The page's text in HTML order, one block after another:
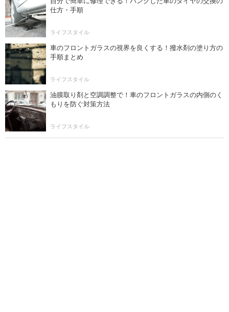
仕方・手順
ライフスタイル
車のフロントガラスの視界を良くする！撥水剤の塗り方の
手順まとめ
ライフスタイル
油膜取り剤と空調調整で！車のフロントガラスの内側のく
もりを防ぐ対策方法
ライフスタイル